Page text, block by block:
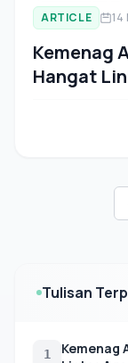
ARTICLE
Kemenag
Hangat
Tulisan
1
Kemenag